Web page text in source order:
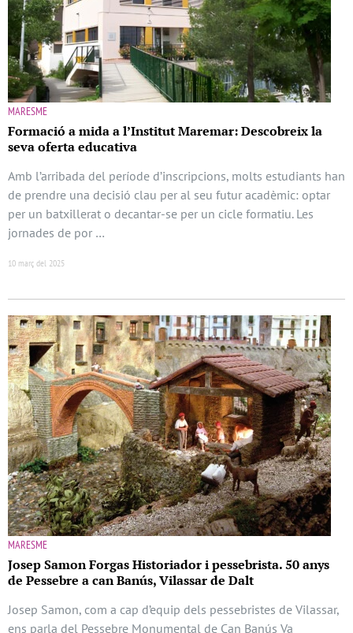
MARESME
Formació a mida a l’Institut Maremar: Descobreix la
seva oferta educativa
Amb l’arribada del període d’inscripcions, molts estudiants han
de prendre una decisió clau per al seu futur acadèmic: optar
per un batxillerat o decantar-se per un cicle formatiu. Les
jornades de por …
10 març del 2025
MARESME
Josep Samon Forgas Historiador i pessebrista. 50 anys
de Pessebre a can Banús, Vilassar de Dalt
Josep Samon, com a cap d’equip dels pessebristes de Vilassar,
ens parla del Pessebre Monumental de Can Banús Va